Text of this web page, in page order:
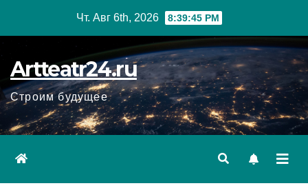
Чт. Авг 6th, 2026 8:39:47 PM
Artteatr24.ru
Строим будущее